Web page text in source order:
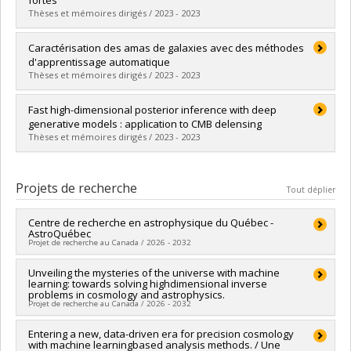
Lien vers le document dans Papyrus
Thèses et mémoires dirigés / 2023 - 2023
Diplômé(e) :Campeau-Poirier, Ève
Cycle :Maîtrise
Diplôme obtenu :M. Sc.
Lien vers le document dans Papyrus
Caractérisation des amas de galaxies avec des méthodes
d'apprentissage automatique
Thèses et mémoires dirigés / 2023 - 2023
Diplômé(e) :Sadikov, Maria
Cycle :Maîtrise
Diplôme obtenu :M. Sc.
Lien vers le document dans Papyrus
Fast high-dimensional posterior inference with deep
generative models : application to CMB delensing
Thèses et mémoires dirigés / 2023 - 2023
Cycle : Maîtrise
Diplôme obtenu :M. Sc.
Lien vers le document dans Papyrus
Projets de recherche Tout déplier
Centre de recherche en astrophysique du Québec -
AstroQuébec
Projet de recherche au Canada / 2026 - 2032
Chercheur principal :David Lafrenière
Co-chercheurs : René Doyon,Nicole St-Louis,Paul
Charbonneau,Julie Hlavacek-Larrondo,Patrick Dufour
Jonathan Gagné,Yashar Hezaveh,Laurence Perreault-
Levasseur ,Pierre-Luc Bacon,Kenneth J Ragan,Victoria Kaspi
,Andrew Cumming,Matthew Dobbs, tracy Webb,Lorne
Unveiling the mysteries of the universe with machine
learning: towards solving highdimensional inverse
problems in cosmology and astrophysics.
Projet de recherche au Canada / 2026 - 2032
Chercheur principal :Laurence Perreault-Levasseur
Sources de financement :CRSNG/Conseil de recherches en
Entering a new, data-driven era for precision cosmology
with machine learningbased analysis methods. / Une